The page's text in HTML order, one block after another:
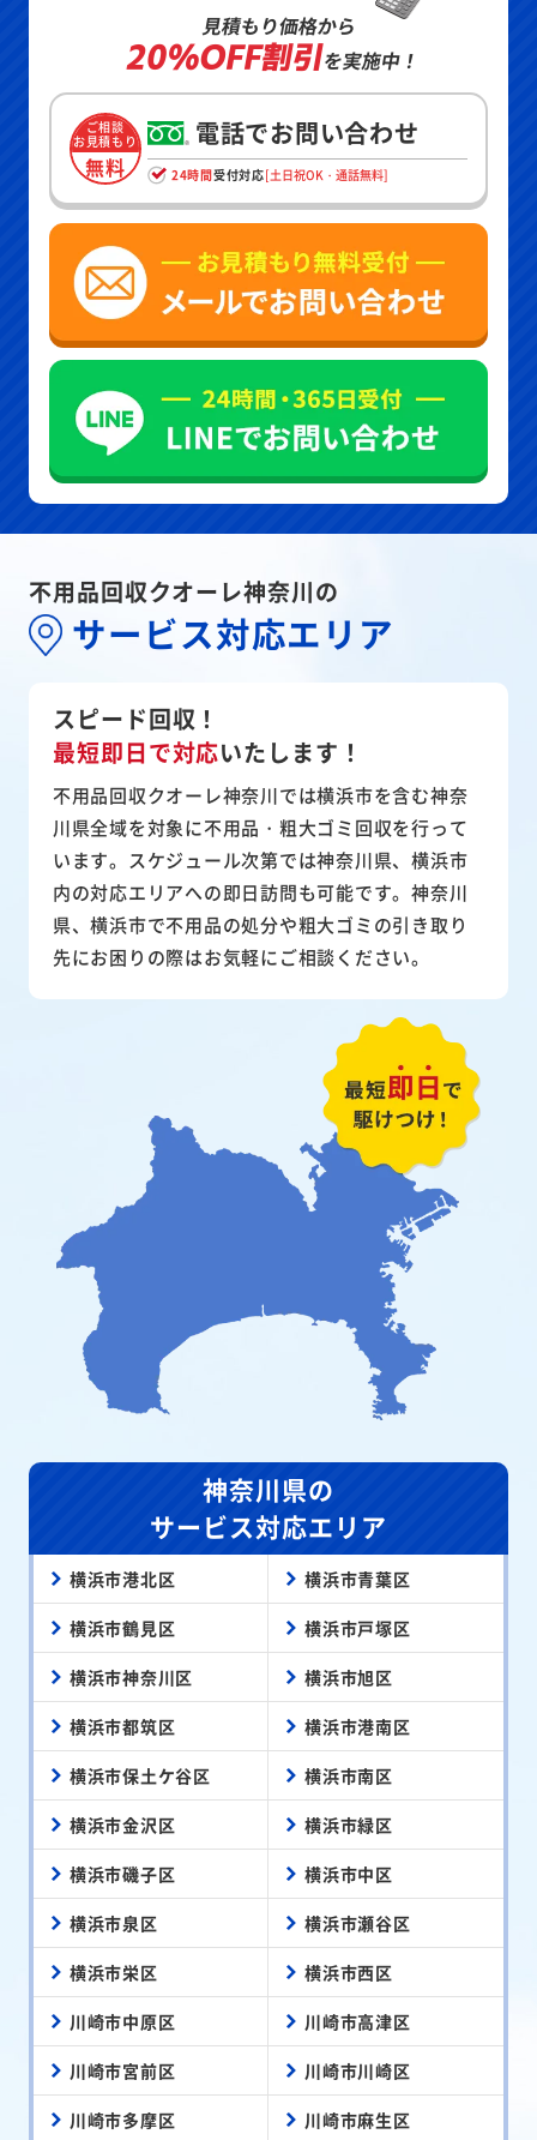
見積もり価格から
20%OFF割引を実施中！
ご相談
お見積もり
無料
電話でお問い合わせ
24時間受付対応[土日祝OK・通話無料]
不用品回収クオーレ神奈川の
サービス対応エリア
スピード回収！
最短即日で対応いたします！
不用品回収クオーレ神奈川では横浜市を含む神奈
川県全域を対象に不用品・粗大ゴミ回収を行って
います。スケジュール次第では神奈川県、横浜市
内の対応エリアへの即日訪問も可能です。神奈川
県、横浜市で不用品の処分や粗大ゴミの引き取り
先にお困りの際はお気軽にご相談ください。
神奈川県の
サービス対応エリア
横浜市港北区 横浜市青葉区
横浜市鶴見区 横浜市戸塚区
横浜市神奈川区 横浜市旭区
横浜市都筑区 横浜市港南区
横浜市保土ケ谷区 横浜市南区
横浜市金沢区 横浜市緑区
横浜市磯子区 横浜市中区
横浜市泉区 横浜市瀬谷区
横浜市栄区 横浜市西区
川崎市中原区 川崎市高津区
川崎市宮前区 川崎市川崎区
川崎市多摩区 川崎市麻生区